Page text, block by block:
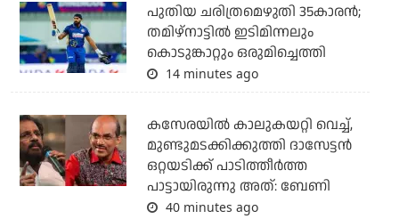
പുതിയ ചരിത്രമെഴുതി 35കാരന്‍;
തമിഴ്‌നാട്ടില്‍ ഇടിമിന്നലും
കൊടുങ്കാറ്റും ഒരുമിച്ചെത്തി
14 minutes ago
കസേരയിൽ കാലുകയറ്റി വെച്ച്,
മുണ്ടുമടക്കിക്കുത്തി ദാസേട്ടൻ
ഒറ്റയടിക്ക് പാടിത്തീർത്ത
പാട്ടായിരുന്നു അത്: ബേണി
40 minutes ago